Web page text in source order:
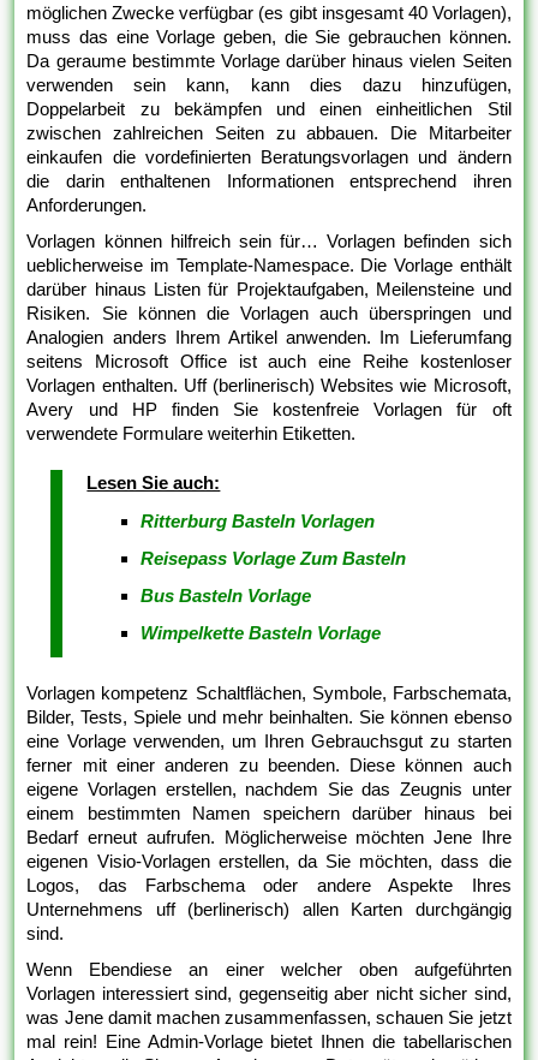
möglichen Zwecke verfügbar (es gibt insgesamt 40 Vorlagen),
muss das eine Vorlage geben, die Sie gebrauchen können.
Da geraume bestimmte Vorlage darüber hinaus vielen Seiten
verwenden sein kann, kann dies dazu hinzufügen,
Doppelarbeit zu bekämpfen und einen einheitlichen Stil
zwischen zahlreichen Seiten zu abbauen. Die Mitarbeiter
einkaufen die vordefinierten Beratungsvorlagen und ändern
die darin enthaltenen Informationen entsprechend ihren
Anforderungen.
Vorlagen können hilfreich sein für… Vorlagen befinden sich
ueblicherweise im Template-Namespace. Die Vorlage enthält
darüber hinaus Listen für Projektaufgaben, Meilensteine und
Risiken. Sie können die Vorlagen auch überspringen und
Analogien anders Ihrem Artikel anwenden. Im Lieferumfang
seitens Microsoft Office ist auch eine Reihe kostenloser
Vorlagen enthalten. Uff (berlinerisch) Websites wie Microsoft,
Avery und HP finden Sie kostenfreie Vorlagen für oft
verwendete Formulare weiterhin Etiketten.
Lesen Sie auch:
Ritterburg Basteln Vorlagen
Reisepass Vorlage Zum Basteln
Bus Basteln Vorlage
Wimpelkette Basteln Vorlage
Vorlagen kompetenz Schaltflächen, Symbole, Farbschemata,
Bilder, Tests, Spiele und mehr beinhalten. Sie können ebenso
eine Vorlage verwenden, um Ihren Gebrauchsgut zu starten
ferner mit einer anderen zu beenden. Diese können auch
eigene Vorlagen erstellen, nachdem Sie das Zeugnis unter
einem bestimmten Namen speichern darüber hinaus bei
Bedarf erneut aufrufen. Möglicherweise möchten Jene Ihre
eigenen Visio-Vorlagen erstellen, da Sie möchten, dass die
Logos, das Farbschema oder andere Aspekte Ihres
Unternehmens uff (berlinerisch) allen Karten durchgängig
sind.
Wenn Ebendiese an einer welcher oben aufgeführten
Vorlagen interessiert sind, gegenseitig aber nicht sicher sind,
was Jene damit machen zusammenfassen, schauen Sie jetzt
mal rein! Eine Admin-Vorlage bietet Ihnen die tabellarischen